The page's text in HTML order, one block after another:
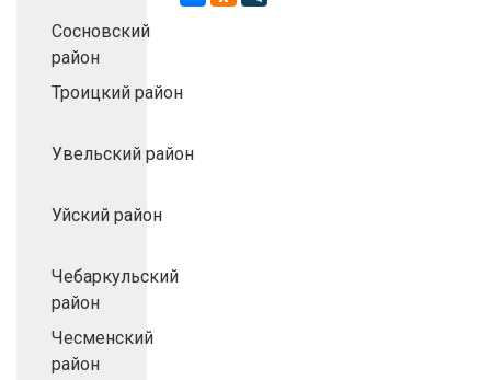
Сосновский
район
Троицкий район
Увельский район
Уйский район
Чебаркульский
район
Чесменский
район